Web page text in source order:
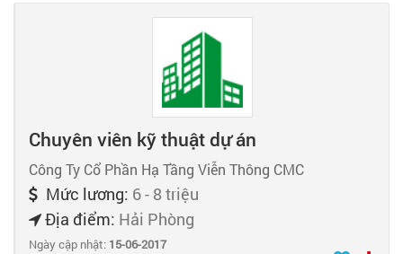
Chuyên viên kỹ thuật dự án
Công Ty Cổ Phần Hạ Tầng Viễn Thông CMC
Mức lương: 6 - 8 triệu
Địa điểm: Hải Phòng
Ngày cập nhật: 15-06-2017